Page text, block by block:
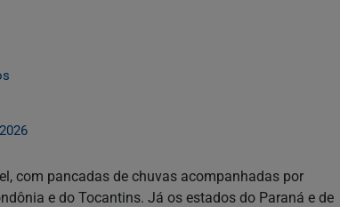
com pancadas de chuvas acompanhadas por
e do Tocantins. Já os estados do Paraná e de